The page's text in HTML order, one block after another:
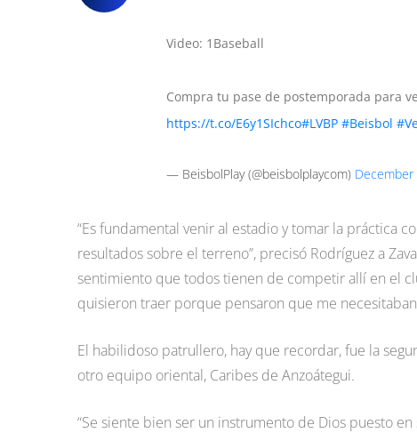
Video: 1Baseball
Compra tu pase de postemporada para
https://t.co/E6y1SIchco#LVBP #Beisbol
— BeisbolPlay (@beisbolplaycom)
“Es fundamental venir al estadio y tomar la práctica
resultados sobre el terreno”, precisó Rodríguez a
sentimiento que todos tienen de competir allí en el
quisieron traer porque pensaron que me
El habilidoso patrullero, hay que recordar, fue la
otro equipo oriental, Caribes de Anzoátegui.
“Se siente bien ser un instrumento de Dios puesto